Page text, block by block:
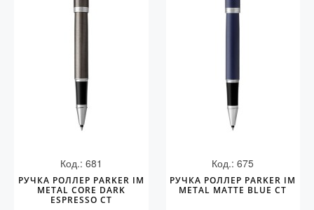
Код.: 681
РУЧКА РОЛЛЕР PARKER IM
METAL CORE DARK
ESPRESSO CT
Код.: 675
РУЧКА РОЛЛЕР PARKER IM
METAL MATTE BLUE CT